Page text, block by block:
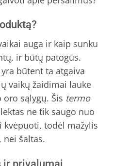
auga ir kaip sunku
ir būtų patogūs.
yra būtent ta atgaiva
vaikų žaidimai lauke
sąlygų. Šis termo
ne tik saugo nuo
kvėpuoti, todėl mažylis
nei šaltas.